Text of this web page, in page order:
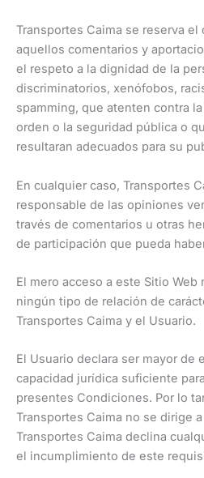
Transportes Caima se reserva
aquellos comentarios y
el respeto a la dignidad de la
discriminatorios, xenófobos,
spamming, que atenten contra
orden o la seguridad pública o
resultaran adecuados para su
En cualquier caso, Transportes
responsable de las opiniones
través de comentarios u otras
de participación que pueda
El mero acceso a este Sitio
ningún tipo de relación de
Transportes Caima y el Usuario.
El Usuario declara ser mayor de
capacidad jurídica suficiente
presentes Condiciones. Por lo
Transportes Caima no se dirige
Transportes Caima declina
el incumplimiento de este